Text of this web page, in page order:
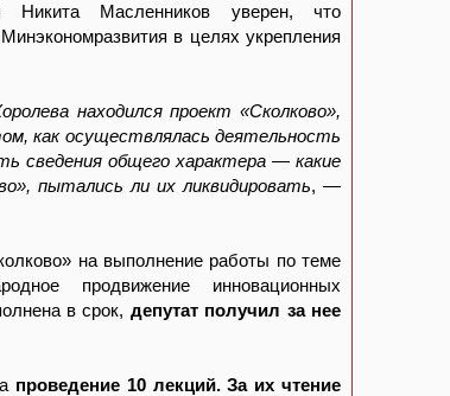
Никита Масленников уверен, что
в целях укрепления
находился проект «Сколково»,
как осуществлялась деятельность
сведения общего характера — какие
пытались ли их ликвидировать, —
на выполнение работы по теме
продвижение инновационных
в срок, депутат получил за нее
проведение 10 лекций. За их чтение